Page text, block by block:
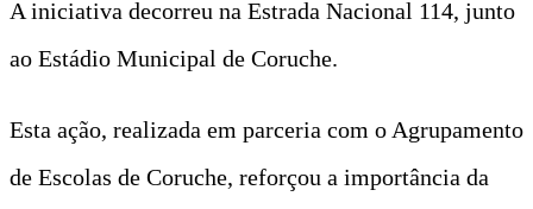
A iniciativa decorreu na Estrada Nacional 114, junto
ao Estádio Municipal de Coruche.
Esta ação, realizada em parceria com o Agrupamento
de Escolas de Coruche, reforçou a importância da